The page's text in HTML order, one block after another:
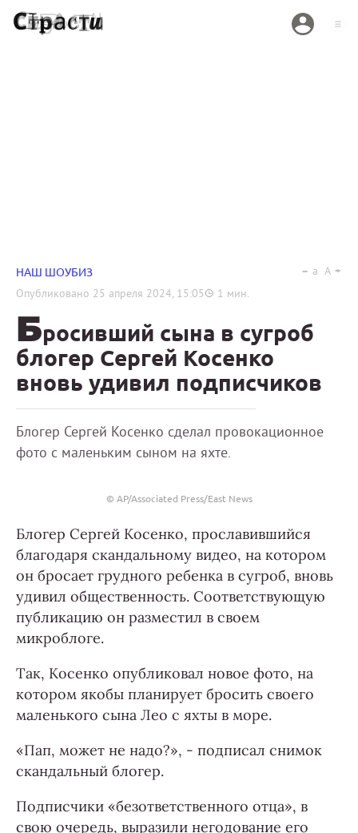
НАШ ШОУБИЗ
Опубликовано 25 апреля 2024, 15:05 1 мин.
a A
Бросивший сына в сугроб
блогер Сергей Косенко
вновь удивил подписчиков
Блогер Сергей Косенко сделал провокационное
фото с маленьким сыном на яхте.
© AP/Associated Press/East News
Блогер Сергей Косенко, прославившийся
благодаря скандальному видео, на котором
он бросает грудного ребенка в сугроб, вновь
удивил общественность. Соответствующую
публикацию он разместил в своем
микроблоге.
Так, Косенко опубликовал новое фото, на
котором якобы планирует бросить своего
маленького сына Лео с яхты в море.
«Пап, может не надо?», - подписал снимок
скандальный блогер.
Подписчики «безответственного отца», в
свою очередь, выразили негодование его